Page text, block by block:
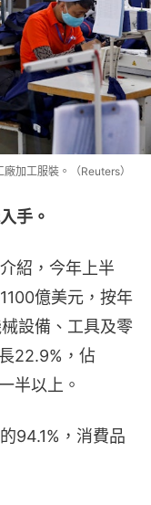
加工服裝。（Reuters）
手。
紹，今年上半
億美元，按年
設備、工具及零
22.9%，佔
半以上。
94.1%，消費品